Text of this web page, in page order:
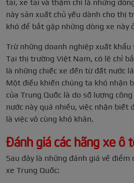
tải, xe tải và thậm chí là những
này sản xuất chủ yếu dành cho thị
khó để bắt gặp những dòng xe này
Trừ những doanh nghiệp xuất khẩu
Tại thị trường Việt Nam, có lẽ chỉ
là những chiếc xe đến từ đất nước
Một điều khiến chúng ta khó nhận
của Trung Quốc là do số lượng
nước này quá nhiều, việc nhận biết
là việc vô cùng khó khăn.
Đánh giá các hãng xe ô
Sau đây là những đánh giá về điểm
xe Trung Quốc: